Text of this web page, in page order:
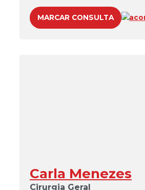
MARCAR CONSULTA
Carla Menezes
Cirurgia Geral